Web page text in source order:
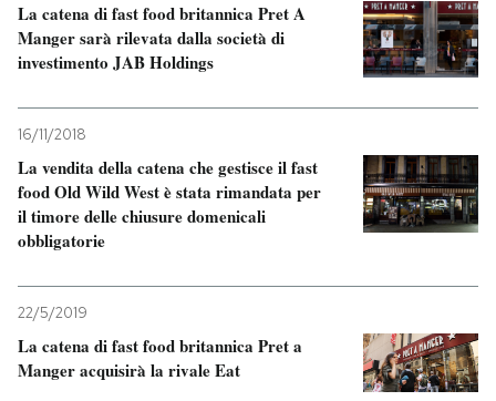
PODCAST
NEWSLETTER
I MIEI PREFERITI
SHOP
CALENDARIO
La catena di fast food britannica Pret A
Manger sarà rilevata dalla società di
investimento JAB Holdings
16/11/2018
La vendita della catena che gestisce il fast
food Old Wild West è stata rimandata per
il timore delle chiusure domenicali
obbligatorie
22/5/2019
La catena di fast food britannica Pret a
Manger acquisirà la rivale Eat